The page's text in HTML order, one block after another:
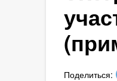
Поделиться: